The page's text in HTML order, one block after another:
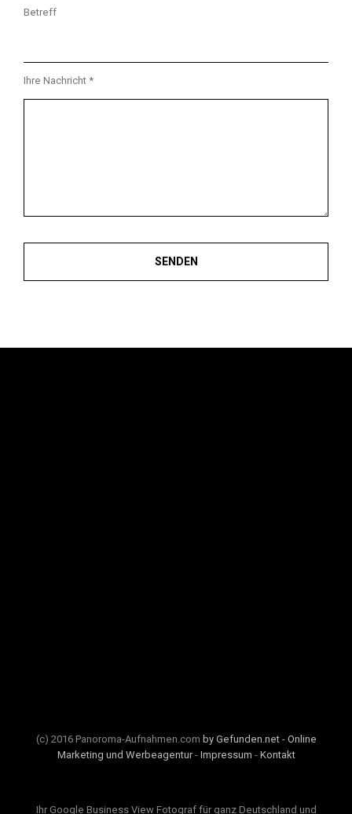
Betreff
Ihre Nachricht *
(c) 2016 Panoroma-Aufnahmen.com by Gefunden.net - Online
Marketing und Werbeagentur- Impressum - Kontakt
Ihr Google Business View Fotograf für ganz Deutschland und